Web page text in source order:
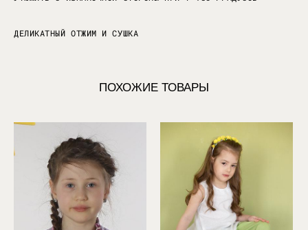
ДЕЛИКАТНЫЙ ОТЖИМ И СУШКА
ПОХОЖИЕ ТОВАРЫ